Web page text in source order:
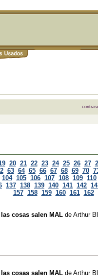
20 21 22 23 24 25 26 27
63 64 65 66 67 68 69 70
104 105 106 107 108 109 110
137 138 139 140 141 142
157 158 159 160 161 162
cosas salen MAL de Arthur
cosas salen MAL de Arthur